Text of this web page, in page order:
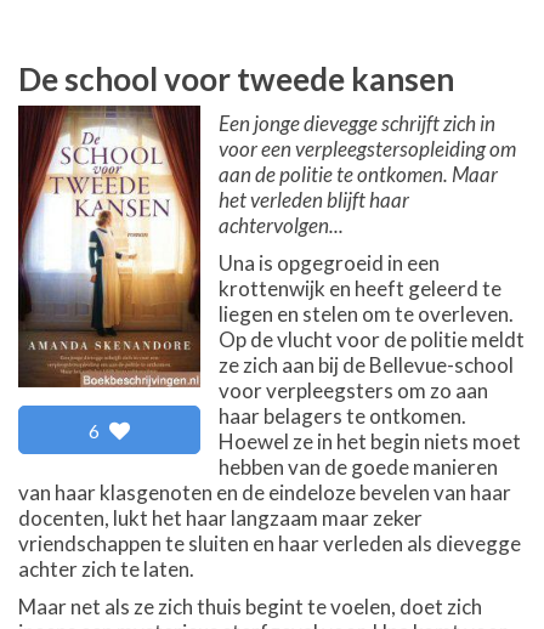
De school voor tweede kansen
6
Een jonge dievegge schrijft zich in
voor een verpleegstersopleiding om
aan de politie te ontkomen. Maar
het verleden blijft haar
achtervolgen...
Una is opgegroeid in een
krottenwijk en heeft geleerd te
liegen en stelen om te overleven.
Op de vlucht voor de politie meldt
ze zich aan bij de Bellevue-school
voor verpleegsters om zo aan
haar belagers te ontkomen.
Hoewel ze in het begin niets moet
hebben van de goede manieren
van haar klasgenoten en de eindeloze bevelen van haar
docenten, lukt het haar langzaam maar zeker
vriendschappen te sluiten en haar verleden als dievegge
achter zich te laten.
Maar net als ze zich thuis begint te voelen, doet zich